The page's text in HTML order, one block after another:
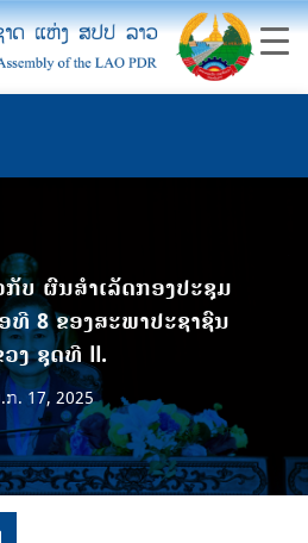
ບ ຜົນສໍາເລັດກອງປະຊຸມ
8 ຂອງສະພາປະຊາຊົນ
ງ ຊຸດທີ II.
ກ. 17, 2025